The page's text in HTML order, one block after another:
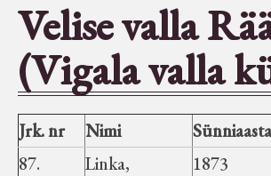
Seltsid-ühingud
Aiandus
Tuletõrje
Velise valla
(Vigala valla
Jrk. nr Nimi Sünniaasta
87.
Linka,
1873